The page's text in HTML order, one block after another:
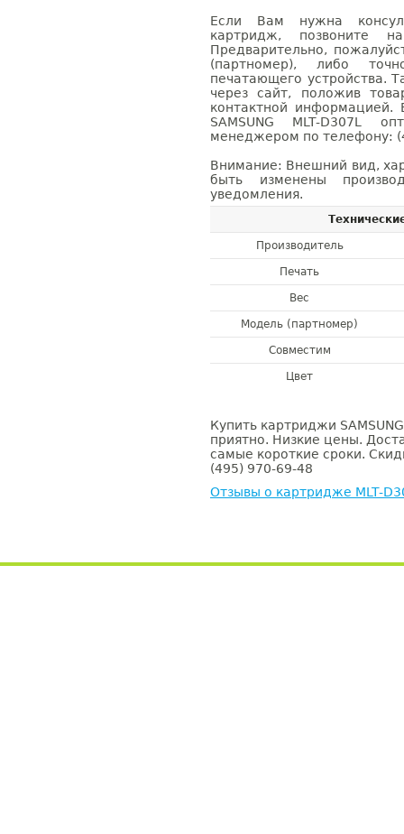
Если Вам нужна
картридж, позвоните
Предварительно,
(партномер), либо
печатающего устройства.
через сайт, положив
контактной информацией.
SAMSUNG MLT-D307L
менеджером по телефону:
Внимание: Внешний вид,
быть изменены
уведомления.
Производитель
Печать
Вес
Модель (партномер)
Совместим
Цвет
Купить картриджи
приятно. Низкие цены.
самые короткие сроки.
(495) 970-69-48
Отзывы о картридже MLT-